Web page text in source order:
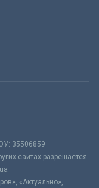
35506859
сайтах разрешается
«Актуально»,